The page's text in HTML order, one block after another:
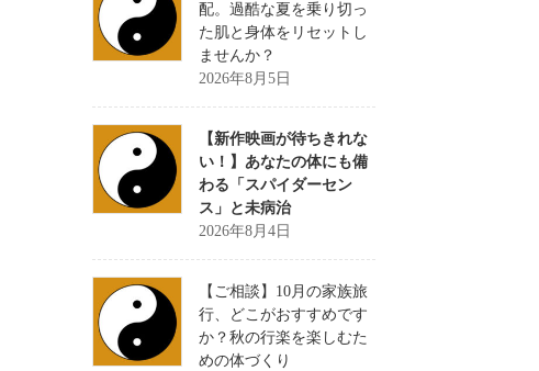
配。過酷な夏を乗り切っ
た肌と身体をリセットし
ませんか？
2026年8月5日
【新作映画が待ちきれな
い！】あなたの体にも備
わる「スパイダーセン
ス」と未病治
2026年8月4日
【ご相談】10月の家族旅
行、どこがおすすめです
か？秋の行楽を楽しむた
めの体づくり